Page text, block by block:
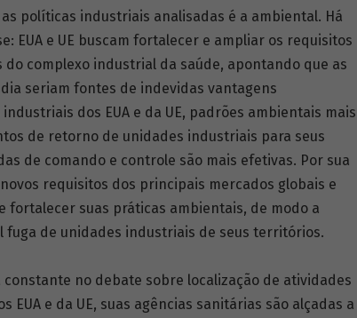
políticas industriais analisadas é a ambiental. Há
EUA e UE buscam fortalecer e ampliar os requisitos
complexo industrial da saúde, apontando que as
seriam fontes de indevidas vantagens
dos EUA e da UE, padrões ambientais mais
de retorno de unidades industriais para seus
de comando e controle são mais efetivas. Por sua
requisitos dos principais mercados globais e
fortalecer suas práticas ambientais, de modo a
de unidades industriais de seus territórios.
no debate sobre localização de atividades
EUA e da UE, suas agências sanitárias são alçadas a